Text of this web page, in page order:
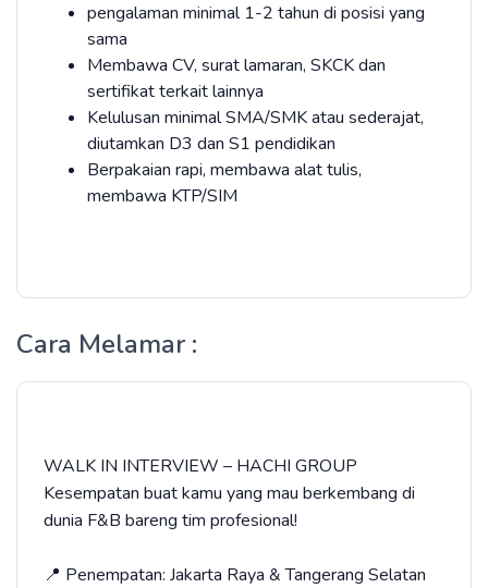
pengalaman minimal 1-2 tahun di posisi yang
sama
Membawa CV, surat lamaran, SKCK dan
sertifikat terkait lainnya
Kelulusan minimal SMA/SMK atau sederajat,
diutamkan D3 dan S1 pendidikan
Berpakaian rapi, membawa alat tulis,
membawa KTP/SIM
Cara Melamar :
WALK IN INTERVIEW – HACHI GROUP
Kesempatan buat kamu yang mau berkembang di
dunia F&B bareng tim profesional!
📍 Penempatan: Jakarta Raya & Tangerang Selatan